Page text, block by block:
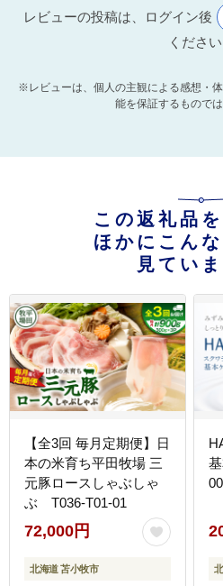
レビューの投稿は、ログイン後
ください
※レビューは、個人の主観による感想・
能を保証するものでは
この返礼品
ほかにこん
見ていま
【全3回 毎月定期便】日
本の米育ち平田牧場 三
元豚ロースしゃぶしゃ
ぶ T036-T01-01
72,000円
北海道 苫小牧市